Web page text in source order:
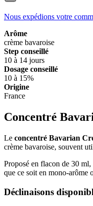
Nous expédions votre
Arôme
crème bavaroise
Step conseillé
10 à 14 jours
Dosage conseillé
10 à 15%
Origine
France
Concentré
Le concentré Bavarian
crème bavaroise, souvent
Proposé en flacon de 30 ml,
que ce soit en mono-arôme
Déclinaisons